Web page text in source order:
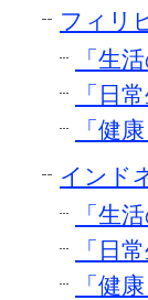
フィリ
「生
「日
「健
インド
「生
「日
「健